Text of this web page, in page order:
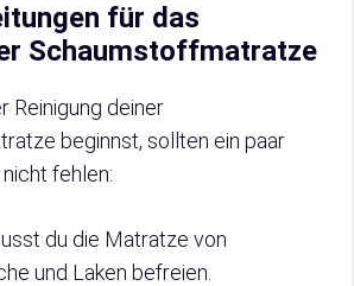
für das
Schaumstoffmatratze
Reinigung deiner
beginnst, sollten ein paar
fehlen:
du die Matratze von
und Laken befreien.